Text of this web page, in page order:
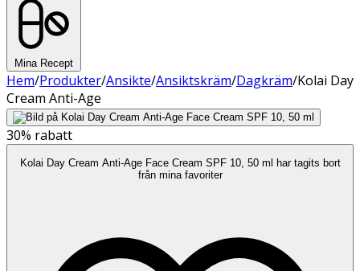
Mina Recept
Hem/Produkter/Ansikte/Ansiktskräm/Dagkräm/Kolai Day
Cream Anti-Age
30% rabatt
Kolai Day Cream Anti-Age Face Cream SPF 10, 50 ml har tagits bort
från mina favoriter